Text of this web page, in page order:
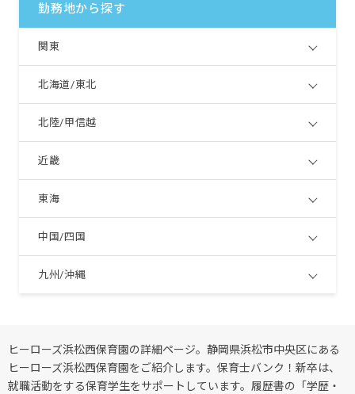
勤務地から探す
関東
北海道/東北
北陸/甲信越
近畿
東海
中国/四国
九州/沖縄
ヒーローズ浜松西保育園の詳細ページ。静岡県浜松市中央区にある
ヒーローズ浜松西保育園をご紹介します。保育士バンク！新卒は、
就職活動をする保育学生をサポートしています。履歴書の「学歴・